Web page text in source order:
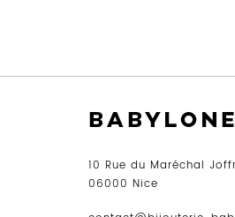
10 Rue du Maréchal
06000 Nice